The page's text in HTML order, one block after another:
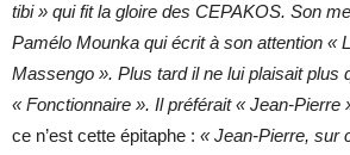
tibi » qui fit la gloire des CEPAKOS. Son
Pamélo Mounka qui écrit à son attention «
Massengo ». Plus tard il ne lui plaisait plus
« Fonctionnaire ». Il préférait « Jean-Pierre
ce n’est cette épitaphe : « Jean-Pierre, sur